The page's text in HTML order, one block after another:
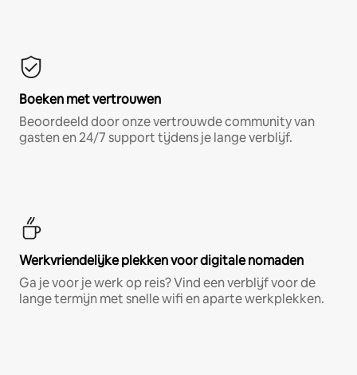
Boeken met vertrouwen
Beoordeeld door onze vertrouwde community van
gasten en 24/7 support tijdens je lange verblijf.
Werkvriendelijke plekken voor digitale nomaden
Ga je voor je werk op reis? Vind een verblijf voor de
lange termijn met snelle wifi en aparte werkplekken.